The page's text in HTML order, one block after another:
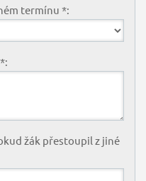
termínu *:
žák přestoupil z jiné